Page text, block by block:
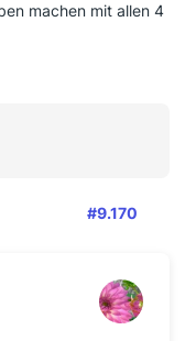
machen mit allen 4
#9.170